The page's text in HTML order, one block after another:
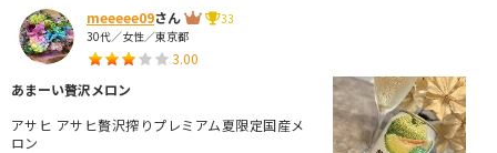
meeeee09さん
33
30代／女性／東京都
3.00
あまーい贅沢メロン
アサヒ アサヒ贅沢搾りプレミアム夏限定国産メ
ロン